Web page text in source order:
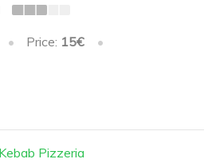
• Price: 15€
•
Pizzeria